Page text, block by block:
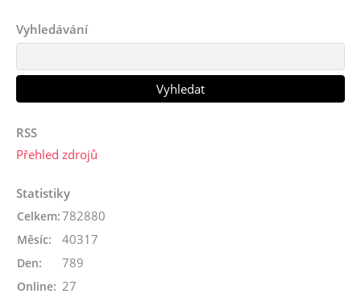
Vyhledávání
RSS
Přehled zdrojů
Statistiky
Online: 27
Celkem:782880
Měsíc: 40317
Den: 789